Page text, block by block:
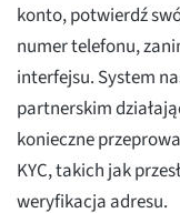
konto, potwierdź
numer telefonu,
interfejsu. System
partnerskim
konieczne
KYC, takich jak
weryfikacja adresu.